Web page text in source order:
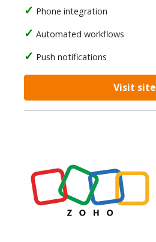
Phone integration
Automated workflows
Push notifications
Visit site